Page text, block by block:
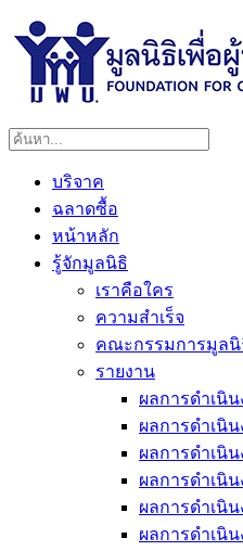
บริจาค
ฉลาดซื้อ
หน้าหลัก
รู้จักมูลนิธิ
เราคือใคร
ความสำเร็จ
คณะกรรมการมูลนิ
รายงาน
ผลการดำเนิ
ผลการดำเนิ
ผลการดำเนิ
ผลการดำเนิ
ผลการดำเนิ
ผลการดำเนิ